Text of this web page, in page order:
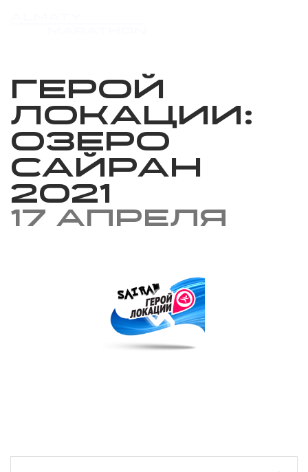
Герой
локации:
Озеро
Сайран
2021
17 апреля